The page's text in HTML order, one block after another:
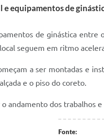
equipamentos de
de ginástica entre
seguem em ritmo
a ser montadas e
e o piso do coreto.
andamento dos trabalhos
Fonte: